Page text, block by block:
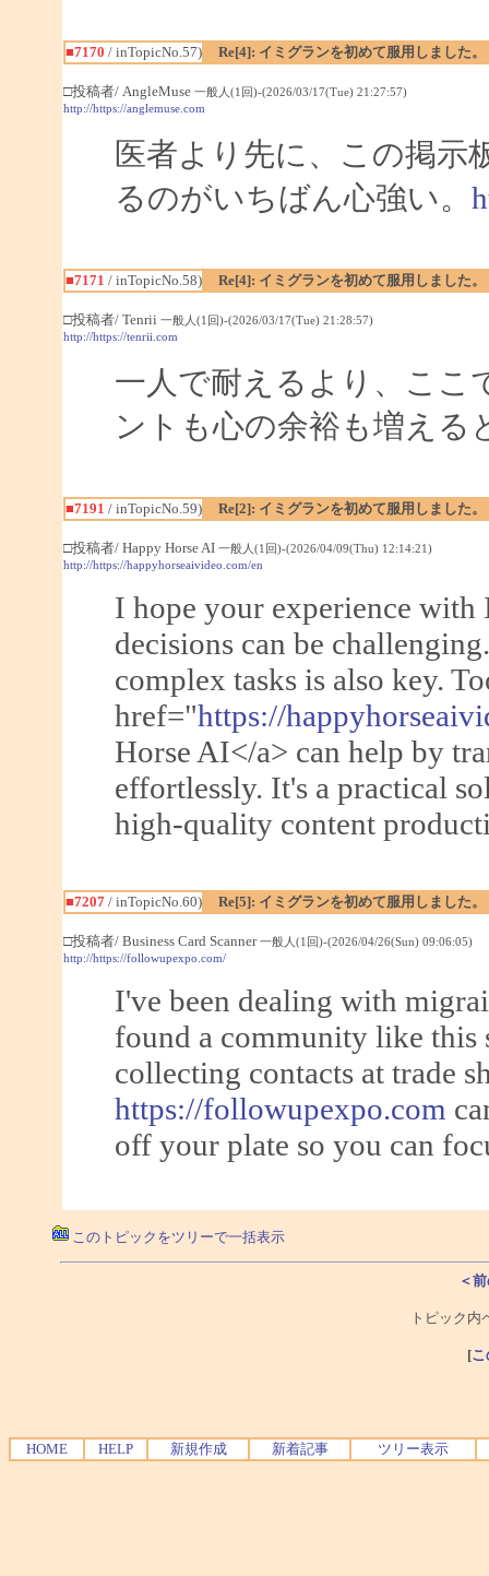
■7170 / inTopicNo.57) Re[4]: イミグランを初めて服用しました。
□投稿者/ AngleMuse 一般人(1回)-(2026/03/17(Tue) 21:27:57)
http://https://anglemuse.com
医者より先に、この掲示
るのがいちばん心強い。
■7171 / inTopicNo.58) Re[4]: イミグランを初めて服用しました。
□投稿者/ Tenrii 一般人(1回)-(2026/03/17(Tue) 21:28:57)
http://https://tenrii.com
一人で耐えるより、ここ
ントも心の余裕も増える
■7191 / inTopicNo.59) Re[2]: イミグランを初めて服用しました。
□投稿者/ Happy Horse AI 一般人(1回)-(2026/04/09(Thu) 12:14:21)
http://https://happyhorseaivideo.com/en
I hope your experience
decisions can be
complex tasks is also key.
href="https://
Horse AI</a> can help by
effortlessly. It's a practical
high-quality content
■7207/ inTopicNo.60) Re[5]: イミグランを初めて服用しました。
□投稿者/ Business Card Scanner一般人(1回)-(2026/04/26(Sun) 09:06:05)
http://https://followupexpo.com/
I've been dealing with
found a community like this
collecting contacts at trade
https://followupexpo.com
off your plate so you can
このトピックをツリーで一括表示
＜
トピック内
[こ
HOME HELP 新規作成 新着記事 ツリー表示